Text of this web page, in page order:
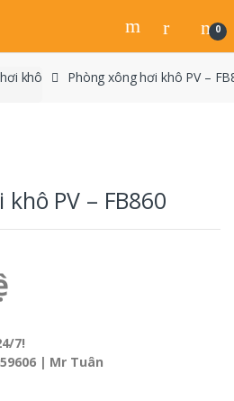
0
khô Phòng xông hơi khô PV –
PV – FB860
7!
| Mr Tuân